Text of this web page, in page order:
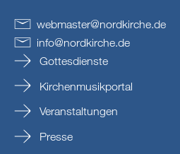
webmaster@nordkirche.de
info@nordkirche.de
Gottesdienste
Kirchenmusikportal
Veranstaltungen
Presse